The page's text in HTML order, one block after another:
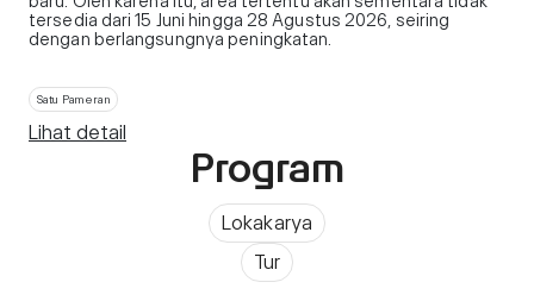
tersedia dari 15 Juni hingga 28 Agustus 2026, seiring
dengan berlangsungnya peningkatan.
Satu Pameran
Lihat detail
Program
Lokakarya
Tur